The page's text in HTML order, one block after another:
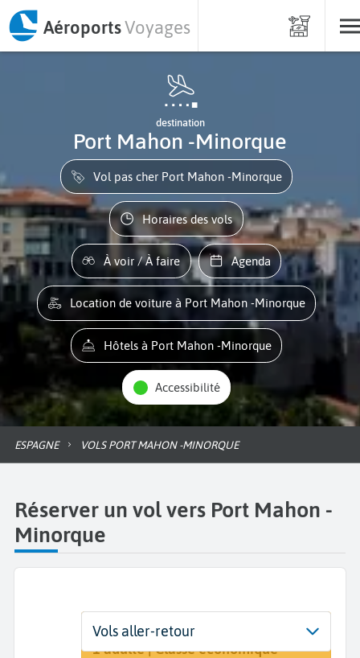
AéroportsVoyages
destination
Port Mahon -Minorque
Vol pas cher Port Mahon -Minorque
Horaires des vols
À voir / À faire Agenda
Location de voiture à Port Mahon -Minorque
Hôtels à Port Mahon -Minorque
Accessibilité
ESPAGNE VOLS PORT MAHON -MINORQUE
Réserver un vol vers Port Mahon -
Minorque
Départ
De...
Dates
Dates de votre voyage
Voyageurs | Classe
1 adulte | Classe économique
Vols aller-retour